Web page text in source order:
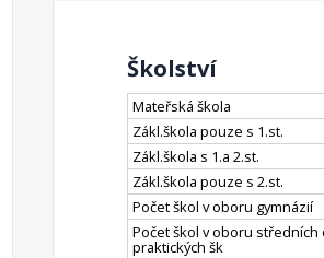
Školství
Mateřská škola
Zákl.škola pouze s 1.st.
Zákl.škola s 1.a 2.st.
Zákl.škola pouze s 2.st.
Počet škol v oboru gymnázií
Počet škol v oboru středních
praktických šk